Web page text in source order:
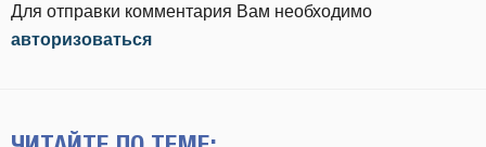
Для отправки комментария Вам необходимо
авторизоваться